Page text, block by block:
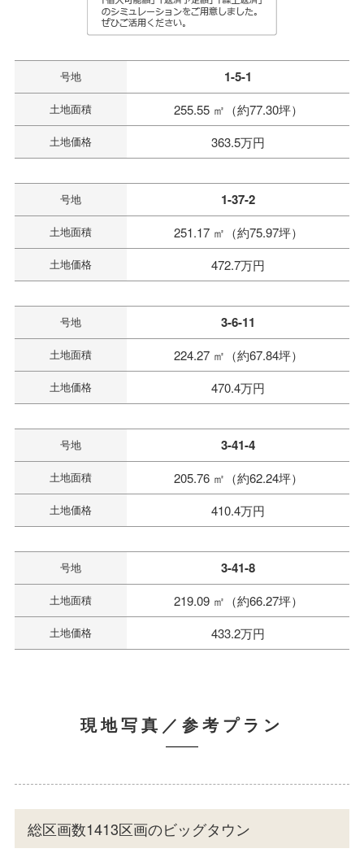
号地 1-5-1
土地面積 255.55 ㎡（約77.30坪）
土地価格 363.5万円
号地 1-37-2
土地面積 251.17 ㎡（約75.97坪）
土地価格 472.7万円
号地 3-6-11
土地面積 224.27 ㎡（約67.84坪）
土地価格 470.4万円
号地 3-41-4
土地面積 205.76 ㎡（約62.24坪）
土地価格 410.4万円
号地 3-41-8
土地面積 219.09 ㎡（約66.27坪）
土地価格 433.2万円
現地写真／参考プラン
総区画数1413区画のビッグタウン